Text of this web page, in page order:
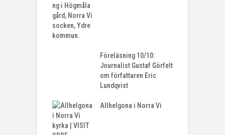
Föreläsning 10/10:
Journalist Gustaf Görfelt
om författaren Eric
Lundqvist
Allhelgona i Norra Vi